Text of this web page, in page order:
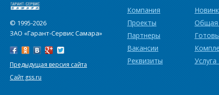
© 1995-2026
ЗАО «Гарант-Сервис Самара»
Предыдущая версия сайта
Сайт gss.ru
Компания
Проекты
Партнеры
Вакансии
Реквизиты
Общая